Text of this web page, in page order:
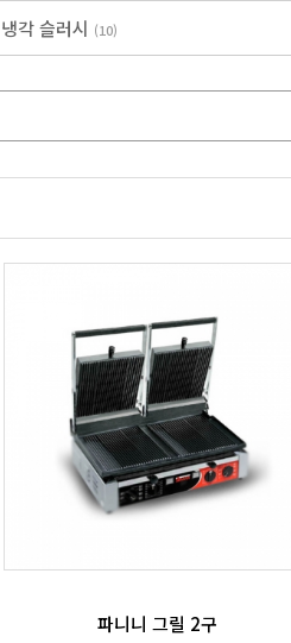
냉각 슬러시 (10)
파니니 그릴 2구